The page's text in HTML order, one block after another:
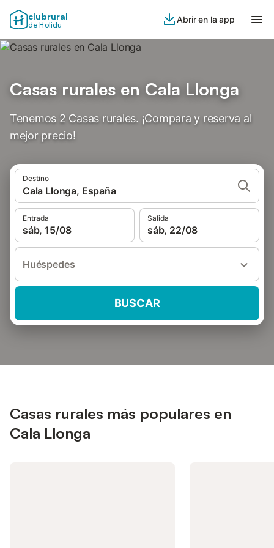
clubrural
de Holidu
Abrir en la app
Casas rurales en Cala Llonga
Tenemos 2 Casas rurales. ¡Compara y reserva al
mejor precio!
Destino
Cala Llonga, España
Entrada
sáb, 15/08
Salida
sáb, 22/08
Huéspedes
BUSCAR
Casas rurales más populares en
Cala Llonga